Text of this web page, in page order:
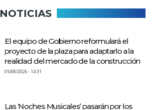
El equipo de Gobierno reformulará el
proyecto de la plaza para adaptarlo a la
realidad del mercado de la construcción
05/08/2026 - 14:31
Las ‘Noches Musicales’ pasarán por los